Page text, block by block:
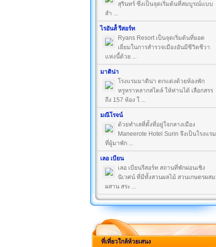
สุรินทร์ ซึ่งเป็นจุดเริ่มต้นที่สมบูรณ์แบบ
สำ ...
ไรอันส์์ รีสอร์ท
Ryans Resort เป็นจุดเริ่มต้นที่ยอด
เยี่ยมในการสำรวจเมืองอันมีชีวิตชีวา
แห่งนี้ด้วย ...
มาติน่า
โรงแรมมาติน่า ตกแต่งด้วยห้องพัก
หรูหราหลากสไตล์ ให้ท่านได้ เลือกสรร
ถึง 157 ห้อง ใ ...
มณีโรจน์
ด้วยทำเลที่ตั้งที่อยู่ใจกลางเมือง
Maneerote Hotel Surin จึงเป็นโรงแรม
ที่ผู้มาพัก ...
เลอ เบียน
เลอ เบียนรีสอร์ท สถานที่พักผ่อนเชิง
นิเวศน์ ที่มีทั้งสวนผลไม้ สวนเกษตรผสม
ผสาน สระ ...
ที่เที่ยวใกล้ห้วยเสนง